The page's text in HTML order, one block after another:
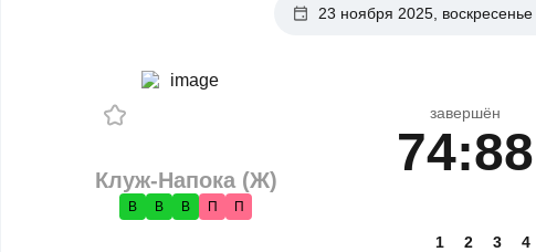
23 ноября 2025, воскресенье
Клуж-Напока (Ж)
В В В П П
завершён
74:88
1
2
3
4